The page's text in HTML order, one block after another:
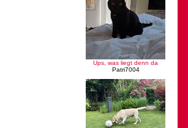
Ups, was liegt denn da
Patri7004